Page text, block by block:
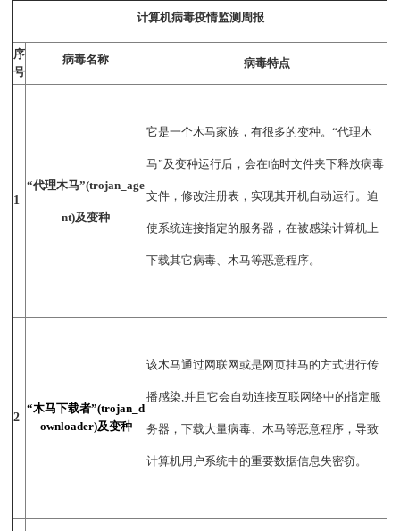
计算机病毒疫情监测周报
序
号
病毒名称 病毒特点
1
“代理木马”(trojan_age
nt)及变种
它是一个木马家族，有很多的变种。“代理木
马”及变种运行后，会在临时文件夹下释放病毒
文件，修改注册表，实现其开机自动运行。迫
使系统连接指定的服务器，在被感染计算机上
下载其它病毒、木马等恶意程序。
2
“木马下载者”(trojan_d
ownloader)及变种
该木马通过网联网或是网页挂马的方式进行传
播感染,并且它会自动连接互联网络中的指定服
务器，下载大量病毒、木马等恶意程序，导致
计算机用户系统中的重要数据信息失密窃。